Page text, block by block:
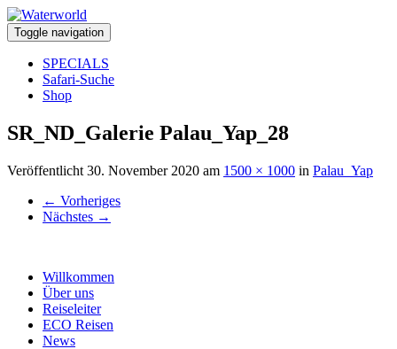
Toggle navigation
SPECIALS
Safari-Suche
Shop
SR_ND_Galerie Palau_Yap_28
Veröffentlicht 30. November 2020 am 1500 × 1000 in Palau_Yap
← Vorheriges
Nächstes →
Willkommen
Über uns
Reiseleiter
ECO Reisen
News